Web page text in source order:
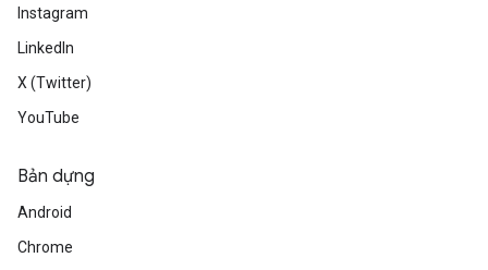
Instagram
LinkedIn
X (Twitter)
YouTube
Bản dựng
Android
Chrome